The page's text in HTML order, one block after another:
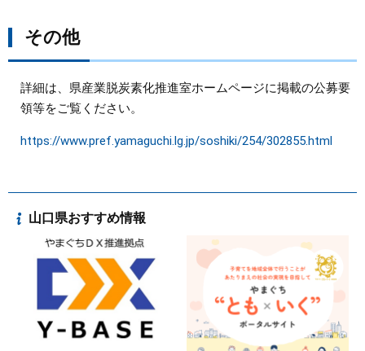
その他
詳細は、県産業脱炭素化推進室ホームページに掲載の公募要
領等をご覧ください。
https://www.pref.yamaguchi.lg.jp/soshiki/254/302855.html
山口県おすすめ情報